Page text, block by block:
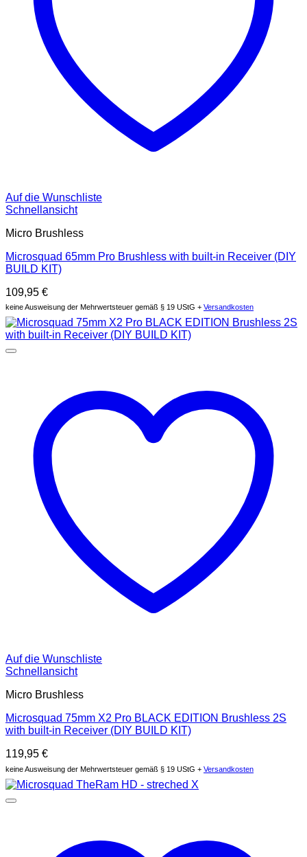
Auf die Wunschliste
Schnellansicht
Micro Brushless
Microsquad 65mm Pro Brushless with built-in Receiver (DIY
BUILD KIT)
109,95 €
keine Ausweisung der Mehrwertsteuer gemäß § 19 UStG + Versandkosten
Auf die Wunschliste
Schnellansicht
Micro Brushless
Microsquad 75mm X2 Pro BLACK EDITION Brushless 2S
with built-in Receiver (DIY BUILD KIT)
119,95 €
keine Ausweisung der Mehrwertsteuer gemäß § 19 UStG + Versandkosten